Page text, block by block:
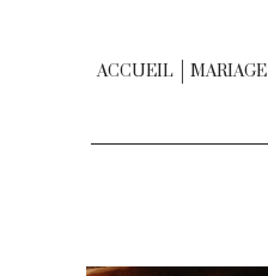
ACCUEIL MARIAGE